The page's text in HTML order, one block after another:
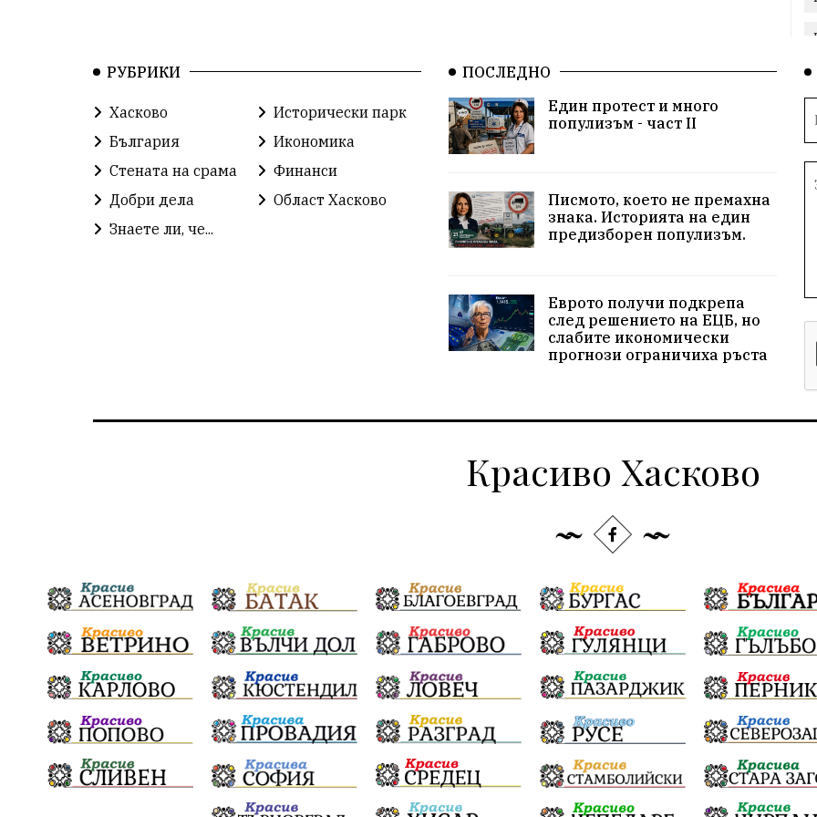
РУБРИКИ
Хасково
Исторически парк
България
Икономика
Стената на срама
Финанси
Добри дела
Област Хасково
Знаете ли, че...
ПОСЛЕДНО
Един протест и много
популизъм - част II
Писмото, което не премахна
знака. Историята на един
предизборен популизъм.
Еврото получи подкрепа
след решението на ЕЦБ, но
слабите икономически
прогнози ограничиха ръста
Красиво Хасково